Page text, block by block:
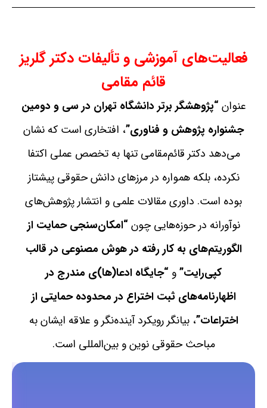
فعالیت‌های آموزشی و تألیفات دکتر گلریز
قائم مقامی
عنوان “پژوهشگر برتر دانشگاه تهران در سی و دومین
جشنواره پژوهش و فناوری”، افتخاری است که نشان
می‌دهد دکتر قائم‌مقامی تنها به تخصص عملی اکتفا
نکرده، بلکه همواره در مرزهای دانش حقوقی پیشتاز
بوده است. داوری مقالات علمی و انتشار پژوهش‌های
نوآورانه در حوزه‌هایی چون “امکان‌سنجی حمایت از
الگوریتم‌های به کار رفته در هوش مصنوعی در قالب
کپی‌رایت”و “جایگاه ادعا(ها)ی مندرج در
اظهارنامه‌های ثبت اختراع در محدوده حمایتی از
اختراعات”، بیانگر رویکرد آینده‌نگر و علاقه ایشان به
مباحث حقوقی نوین و بین‌المللی است.